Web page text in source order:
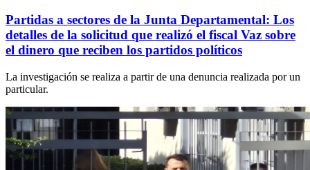
Partidas a sectores de la Junta Departamental: Los
detalles de la solicitud que realizó el fiscal Vaz sobre
el dinero que reciben los partidos políticos
La investigación se realiza a partir de una denuncia realizada por un
particular.